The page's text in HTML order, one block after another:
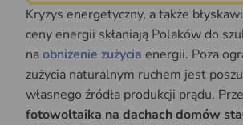
Kryzys energetyczny, a także
ceny energii skłaniają Polaków do
naobniżenie zużycia energii. Poza
zużycia naturalnym ruchem jest
własnego źródła produkcji prądu.
fotowoltaika na dachach domów